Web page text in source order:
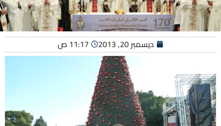
ديسمبر 20, 2013 11:17 ص